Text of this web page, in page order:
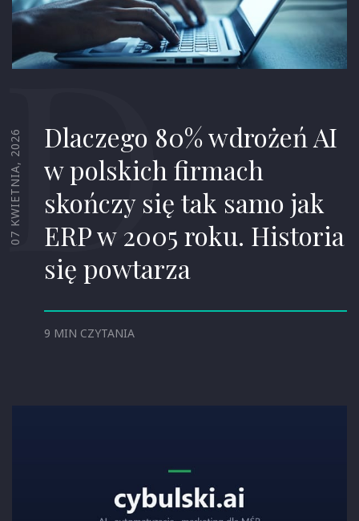
07 KWIETNIA, 2026
D
Dlaczego 80% wdrożeń AI
w polskich firmach
skończy się tak samo jak
ERP w 2005 roku. Historia
się powtarza
9 MIN CZYTANIA